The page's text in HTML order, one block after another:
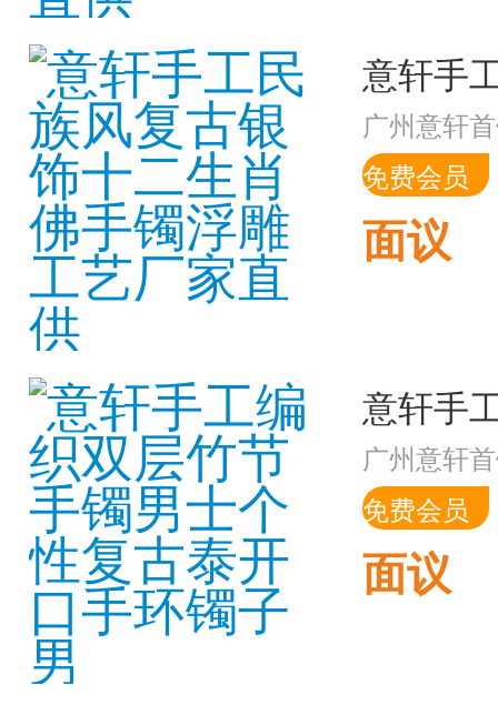
广州意轩
免费会员
面议
广州意轩
免费会员
面议